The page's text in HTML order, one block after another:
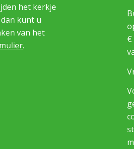
het kerkje
kunt u
van het
.
€